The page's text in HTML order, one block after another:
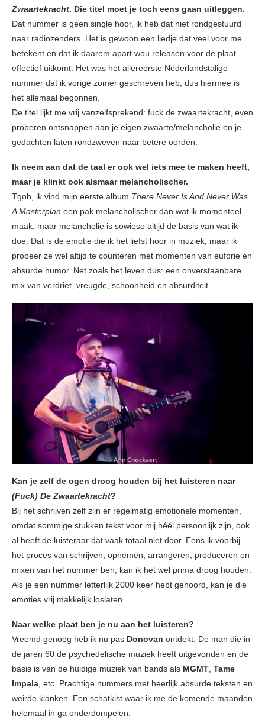
Zwaartekracht. Die titel moet je toch eens gaan uitleggen.
Dat nummer is geen single hoor, ik heb dat niet rondgestuurd
naar radiozenders. Het is gewoon een liedje dat veel voor me
betekent en dat ik daarom apart wou releasen voor de plaat
effectief uitkomt. Het was het allereerste Nederlandstalige
nummer dat ik vorige zomer geschreven heb, dus hiermee is
het allemaal begonnen.
De titel lijkt me vrij vanzelfsprekend: fuck de zwaartekracht, even
proberen ontsnappen aan je eigen zwaarte/melancholie en je
gedachten laten rondzweven naar betere oorden.
Ik neem aan dat de taal er ook wel iets mee te maken heeft,
maar je klinkt ook alsmaar melancholischer.
Tgoh, ik vind mijn eerste album There Never Is And Never Was
A Masterplan een pak melancholischer dan wat ik momenteel
maak, maar melancholie is sowieso altijd de basis van wat ik
doe. Dat is de emotie die ik het liefst hoor in muziek, maar ik
probeer ze wel altijd te counteren met momenten van euforie en
absurde humor. Net zoals het leven dus: een onverstaanbare
mix van verdriet, vreugde, schoonheid en absurditeit.
Kan je zelf de ogen droog houden bij het luisteren naar
(Fuck) De Zwaartekracht?
Bij het schrijven zelf zijn er regelmatig emotionele momenten,
omdat sommige stukken tekst voor mij héél persoonlijk zijn, ook
al heeft de luisteraar dat vaak totaal niet door. Eens ik voorbij
het proces van schrijven, opnemen, arrangeren, produceren en
mixen van het nummer ben, kan ik het wel prima droog houden.
Als je een nummer letterlijk 2000 keer hebt gehoord, kan je die
emoties vrij makkelijk loslaten.
Naar welke plaat ben je nu aan het luisteren?
Vreemd genoeg heb ik nu pas Donovan ontdekt. De man die in
de jaren 60 de psychedelische muziek heeft uitgevonden en de
basis is van de huidige muziek van bands als MGMT, Tame
Impala, etc. Prachtige nummers met heerlijk absurde teksten en
weirde klanken. Een schatkist waar ik me de komende maanden
helemaal in ga onderdompelen.